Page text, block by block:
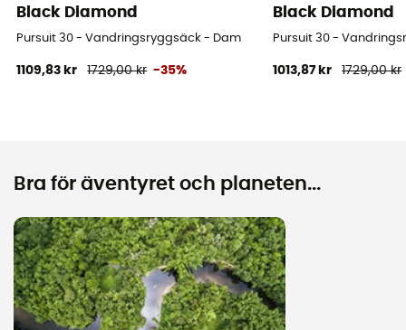
Black Diamond
Pursuit 30 - Vandringsryggsäck - Dam
1109,83 kr 1729,00 kr -35%
Black Diamond
Pursuit 30 -
1013,87 kr 1729,00 kr
Bra för äventyret och planeten...